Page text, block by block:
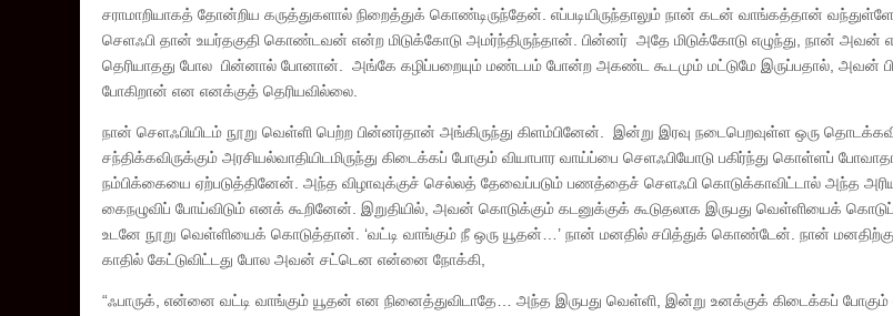
சராமாறியாகத் தோன்றிய கருத்துகளால் நிறைத்துக் கொண்டிருந்தேன். எப்படியிருந்தாலும் நான் கடன் வாங்கத்தான்
செளஃபி தான் உயர்தகுதி கொண்டவன் என்ற மிடுக்கோடு அமர்ந்திருந்தான். பின்னர் அதே மிடுக்கோடு எழுந்து, நான் அவன்
தெரியாதது போல பின்னால் போனான். அங்கே கழிப்பறையும் மண்டபம் போன்ற அகண்ட கூடமும் மட்டுமே இருப்பதால், அவன்
போகிறான் என எனக்குத் தெரியவில்லை.
நான் செளஃபியிடம் நூறு வெள்ளி பெற்ற பின்னர்தான் அங்கிருந்து கிளம்பினேன். இன்று இரவு நடைபெறவுள்ள ஒரு
சந்திக்கவிருக்கும் அரசியல்வாதியிடமிருந்து கிடைக்கப் போகும் வியாபார வாய்ப்பை செளஃபியோடு பகிர்ந்து கொள்ளப்
நம்பிக்கையை ஏற்படுத்தினேன். அந்த விழாவுக்குச் செல்லத் தேவைப்படும் பணத்தைச் செளஃபி கொடுக்காவிட்டால் அந்த
கைநழுவிப் போய்விடும் எனக் கூறினேன். இறுதியில், அவன் கொடுக்கும் கடனுக்குக் கூடுதலாக இருபது வெள்ளியைக்
உடனே நூறு வெள்ளியைக் கொடுத்தான். ‘வட்டி வாங்கும் நீ ஒரு யூதன்…’ நான் மனதில் சபித்துக் கொண்டேன். நான்
காதில் கேட்டுவிட்டது போல அவன் சட்டென என்னை நோக்கி,
“ஃபாருக், என்னை வட்டி வாங்கும் யூதன் என நினைத்துவிடாதே… அந்த இருபது வெள்ளி, இன்று உனக்குக் கிடைக்கப் போகும்